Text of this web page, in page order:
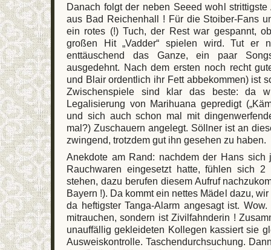
Danach folgt der neben Seeed wohl
aus Bad Reichenhall ! Für die Stoiber-Fans
ein rotes (!) Tuch, der Rest war gespannt,
großen Hit „Vadder“ spielen wird. Tut er
enttäuschend das Ganze, ein paar
ausgedehnt. Nach dem ersten noch recht
und Blair ordentlich ihr Fett abbekommen) ist
Zwischenspiele sind klar das beste: da
Legalisierung von Marihuana gepredigt
und sich auch schon mal mit
mal?) Zuschauern angelegt. Söllner ist an
zwingend, trotzdem gut ihn gesehen zu haben.
Anekdote am Rand: nachdem der Hans sich
Rauchwaren eingesetzt hatte, fühlen sich
stehen, dazu berufen diesem Aufruf
Bayern !). Da kommt ein nettes Mädel dazu,
da heftigster Tanga-Alarm angesagt ist.
mitrauchen, sondern ist Zivilfahnderin !
unauffällig gekleideten Kollegen kassiert sie
Ausweiskontrolle. Taschendurchsuchung.